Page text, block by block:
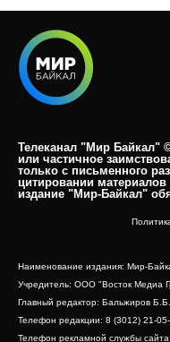
Телеканал "Мир Байкал"
или частичное
только с письменного
цитировании
издание "Мир-Байкал"
Наименование издания: Мир-
Учредитель: ООО "Восток Медиа
Главный редактор: Бальжиров Б.Б.
Телефон редакции: 8 (3012) 21-
Телефон рекламной службы